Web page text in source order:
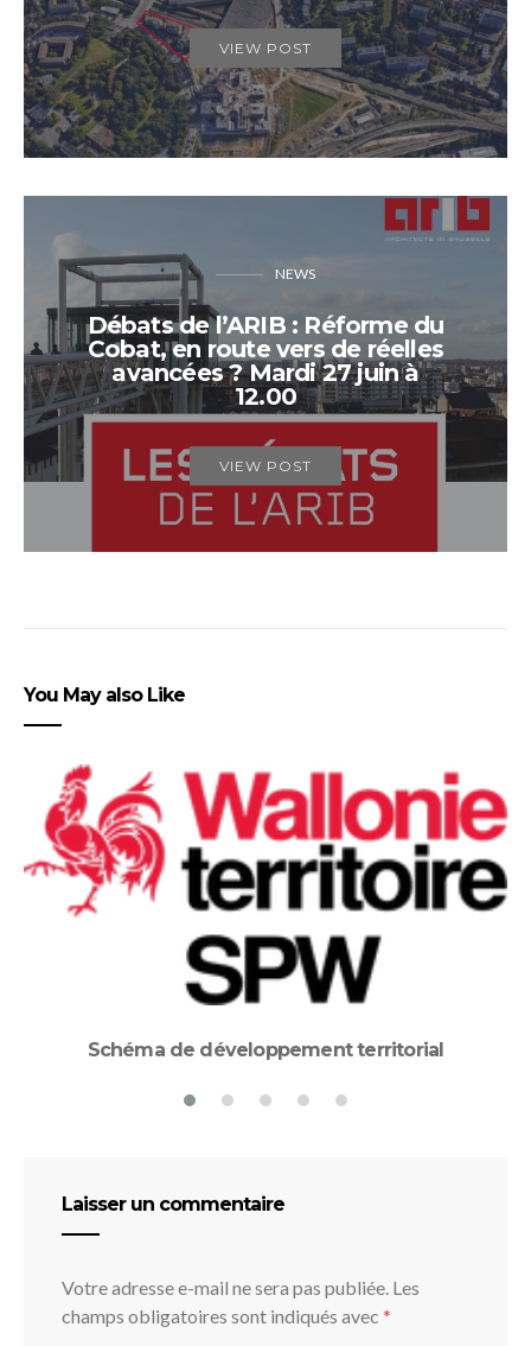
VIEW POST
NEWS
Débats de l’ARIB : Réforme du
Cobat, en route vers de réelles
avancées ? Mardi 27 juin à
12.00
VIEW POST
You May also Like
Schéma de développement territorial
Laisser un commentaire
Votre adresse e-mail ne sera pas publiée. Les
champs obligatoires sont indiqués avec *